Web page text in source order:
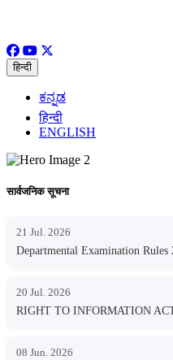
हिन्दी
ಕನ್ನಡ
हिन्दी
ENGLISH
सार्वजनिक सूचना
21 Jul. 2026
Departmental Examination Rules
20 Jul. 2026
RIGHT TO INFORMATION
08 Jun. 2026